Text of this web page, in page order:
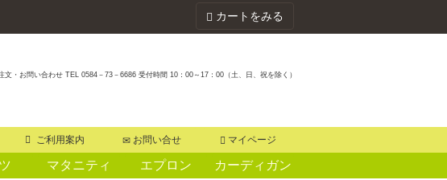
カートをみる
文・お問い合わせ TEL 0584－73－6686 受付時間 10：00～17：00（土、日、祝を除く）
ご利用案内 お問い合せ マイページ
マタニティ エプロン カーディガン